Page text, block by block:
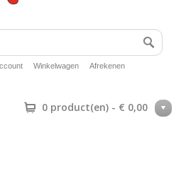
Winkelwagen Afrekenen
0 product(en) - € 0,00